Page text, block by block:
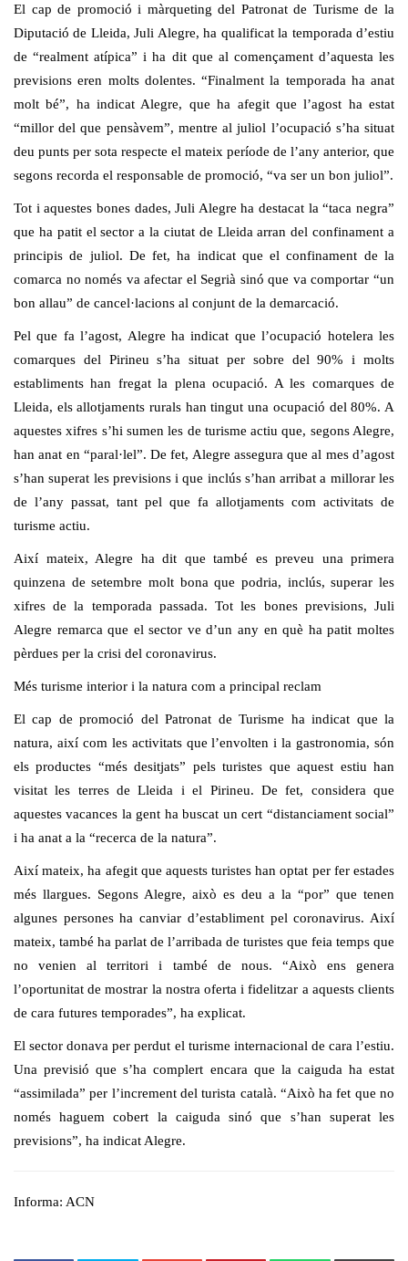
El cap de promoció i màrqueting del Patronat de Turisme de la
Diputació de Lleida, Juli Alegre, ha qualificat la temporada d’estiu
de “realment atípica” i ha dit que al començament d’aquesta les
previsions eren molts dolentes. “Finalment la temporada ha anat
molt bé”, ha indicat Alegre, que ha afegit que l’agost ha estat
“millor del que pensàvem”, mentre al juliol l’ocupació s’ha situat
deu punts per sota respecte el mateix període de l’any anterior, que
segons recorda el responsable de promoció, “va ser un bon juliol”.
Tot i aquestes bones dades, Juli Alegre ha destacat la “taca negra”
que ha patit el sector a la ciutat de Lleida arran del confinament a
principis de juliol. De fet, ha indicat que el confinament de la
comarca no només va afectar el Segrià sinó que va comportar “un
bon allau” de cancel·lacions al conjunt de la demarcació.
Pel que fa l’agost, Alegre ha indicat que l’ocupació hotelera les
comarques del Pirineu s’ha situat per sobre del 90% i molts
establiments han fregat la plena ocupació. A les comarques de
Lleida, els allotjaments rurals han tingut una ocupació del 80%. A
aquestes xifres s’hi sumen les de turisme actiu que, segons Alegre,
han anat en “paral·lel”. De fet, Alegre assegura que al mes d’agost
s’han superat les previsions i que inclús s’han arribat a millorar les
de l’any passat, tant pel que fa allotjaments com activitats de
turisme actiu.
Així mateix, Alegre ha dit que també es preveu una primera
quinzena de setembre molt bona que podria, inclús, superar les
xifres de la temporada passada. Tot les bones previsions, Juli
Alegre remarca que el sector ve d’un any en què ha patit moltes
pèrdues per la crisi del coronavirus.
Més turisme interior i la natura com a principal reclam
El cap de promoció del Patronat de Turisme ha indicat que la
natura, així com les activitats que l’envolten i la gastronomia, són
els productes “més desitjats” pels turistes que aquest estiu han
visitat les terres de Lleida i el Pirineu. De fet, considera que
aquestes vacances la gent ha buscat un cert “distanciament social”
i ha anat a la “recerca de la natura”.
Així mateix, ha afegit que aquests turistes han optat per fer estades
més llargues. Segons Alegre, això es deu a la “por” que tenen
algunes persones ha canviar d’establiment pel coronavirus. Així
mateix, també ha parlat de l’arribada de turistes que feia temps que
no venien al territori i també de nous. “Això ens genera
l’oportunitat de mostrar la nostra oferta i fidelitzar a aquests clients
de cara futures temporades”, ha explicat.
El sector donava per perdut el turisme internacional de cara l’estiu.
Una previsió que s’ha complert encara que la caiguda ha estat
“assimilada” per l’increment del turista català. “Això ha fet que no
només haguem cobert la caiguda sinó que s’han superat les
previsions”, ha indicat Alegre.
Informa: ACN